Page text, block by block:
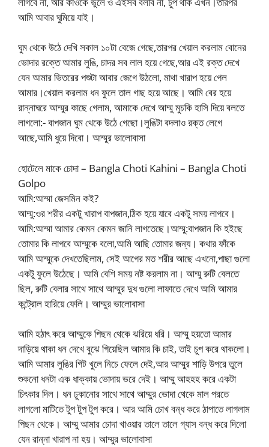
আমি আবার ঘুমিয়ে যাই।
ঘুম থেকে উঠে দেখি সকাল ১০টা বেজে গেছে,তারপর খেয়াল করলাম বোনের
ভোদার রক্তে আমার লুঙি, চাদর সব লাল হয়ে গেছে,আর এই রক্ত দেখে
যেন আমার ভিতরের পশুটা আবার জেগে উঠলো, মাথা খারাপ হয়ে গেল
আমার।খেয়াল করলাম ধন ফুলে তাল গাছ হয়ে আছে। আমি বের হয়ে
রান্নাঘরে আম্মুর কাছে গেলাম, আমাকে দেখে আম্মু মুচকি হাসি দিয়ে বলতে
লাগলো:- বাপজান ঘুম থেকে উঠে গেছো।লুঙিটা বদলাও রক্ত লেগে
আছে,আমি ধুয়ে দিবো। ​​আম্মুর ভালোবাসা
হোটেলে মাকে চোদা – Bangla Choti Kahini – Bangla Choti
Golpo
আমি:আম্মা জেসমিন কই?
আম্মু:ওর শরীর একটু খারাপ বাপজান,ঠিক হয়ে যাবে একটু সময় লাগবে।
আমি:আম্মা আমার কেমন কেমন জানি লাগতেছে।আম্মু:বাপজান কি হইছে
তোমার কি লাগবে আম্মুকে বলো,আমি আছি তোমার জন্য। কথার ফাঁকে
আমি আম্মুকে দেখতেছিলাম, সেই আগের মত শরীর আছে এখনো,পাছা গুলো
একটু ফুলে উঠেছে। আমি বেশি সময় নষ্ট করলাম না। আম্মু রুটি বেলতে
ছিল, রুটি বেলার সাথে সাথে আম্মুর দুধ গুলো লাফাতে দেখে আমি আমার
কন্ট্রোল হারিয়ে ফেলি। ​​আম্মুর ভালোবাসা
আমি হঠাৎ করে আম্মুকে পিছন থেকে ঝরিয়ে ধরি। আম্মু হয়তো আমার
দাড়িয়ে থাকা ধন দেখে বুঝে গিয়েছিল আমার কি চাই, তাই চুপ করে থাকলো।
আমি আমার লুঙির গিট খুলে নিচে ফেলে দেই,আর আম্মুর শাড়ি উপরে তুলে
শুকনো ধনটা এক ধাক্কায় ভোদায় ভরে দেই। আম্মু আহহহ করে একটা
চিৎকার দিল। ধন ঢুকানোর সাথে সাথে আম্মুর ভোদা থেকে মাল পরতে
লাগলো মাটিতে টুপ টুপ টুপ করে। আর আমি চোখ বন্ধ করে ঠাপাতে লাগলাম
পিছন থেকে। আম্মু আমার চোদা খাওয়ার তালে তালে গ্যাস বন্ধ করে দিলো
যেন রান্না খারাপ না হয়। ​​আম্মুর ভালোবাসা